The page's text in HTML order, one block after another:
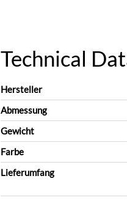
Technical
Hersteller
Abmessung
Gewicht
Farbe
Lieferumfang